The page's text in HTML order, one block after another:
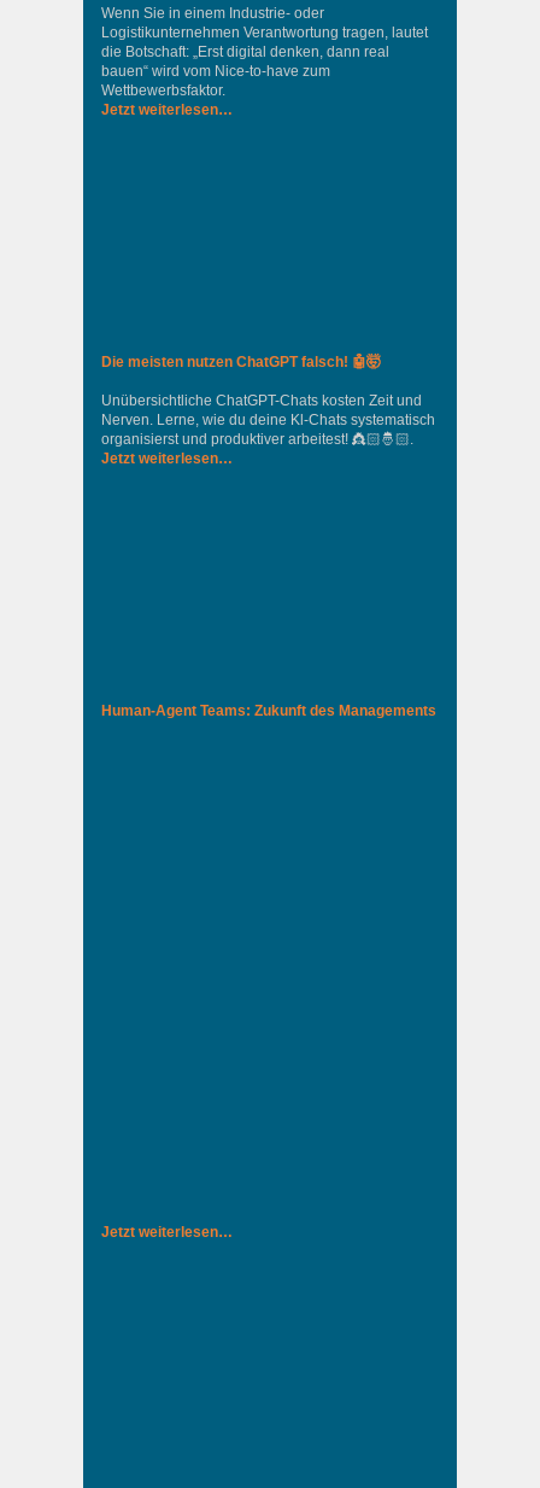
Wenn Sie in einem Industrie‑ oder
Logistikunternehmen Verantwortung tragen, lautet
die Botschaft: „Erst digital denken, dann real
bauen“ wird vom Nice‑to‑have zum
Wettbewerbsfaktor.
Jetzt weiterlesen…
Die meisten nutzen ChatGPT falsch! 🤖🤯
Unübersichtliche ChatGPT-Chats kosten Zeit und
Nerven. Lerne, wie du deine Kl-Chats systematisch
organisierst und produktiver arbeitest! 👸🏻🤴🏻.
Jetzt weiterlesen…
Human-Agent Teams: Zukunft des Managements
Jetzt weiterlesen…